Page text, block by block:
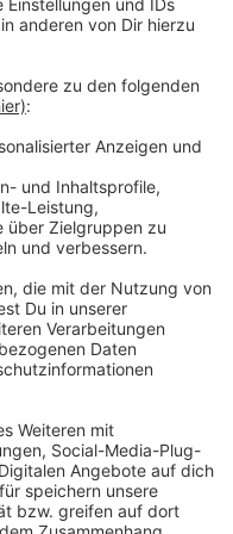
des Festes
Innenstadt und
Thema